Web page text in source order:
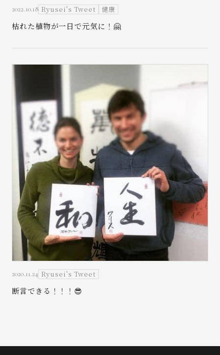
2022.10.18 Ryusei's Tweet 健康
枯れた植物が一日で元気に！🤗
2020.11.24 Ryusei's Tweet
断言できる！！！😎